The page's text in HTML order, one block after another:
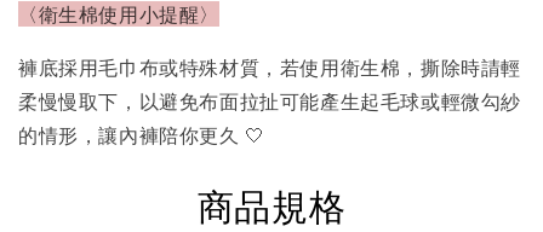
〈衛生棉使用小提醒〉
褲底採用毛巾布或特殊材質，若使用衛生棉，撕除時請輕
柔慢慢取下，以避免布面拉扯可能產生起毛球或輕微勾紗
的情形，讓內褲陪你更久 🤍
商品規格